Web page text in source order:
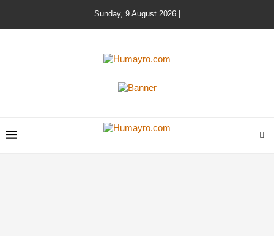
Sunday, 9 August 2026 |